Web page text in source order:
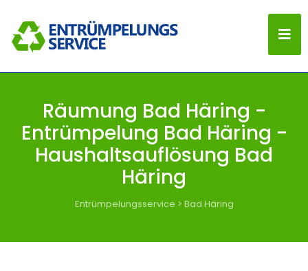
Räumung Bad Häring -
Entrümpelung Bad Häring -
Haushaltsauflösung Bad
Häring
Entrümpelungsservice > Bad Häring